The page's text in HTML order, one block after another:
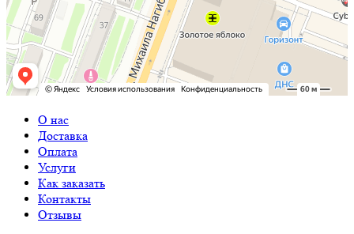
О нас
Доставка
Оплата
Услуги
Как заказать
Контакты
Отзывы